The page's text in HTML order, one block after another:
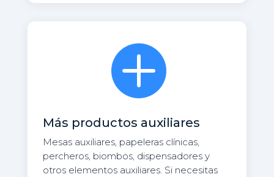

Más productos auxiliares
Mesas auxiliares, papeleras clínicas,
percheros, biombos, dispensadores y
otros elementos auxiliares. Si necesitas